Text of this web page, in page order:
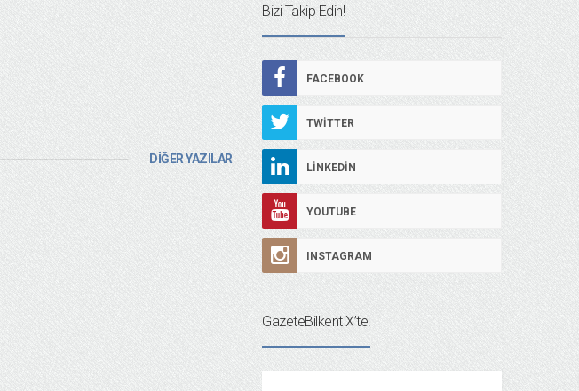
DİĞER YAZILAR
Bizi Takip Edin!
FACEBOOK
TWITTER
LINKEDIN
YOUTUBE
INSTAGRAM
GazeteBilkent X’te!